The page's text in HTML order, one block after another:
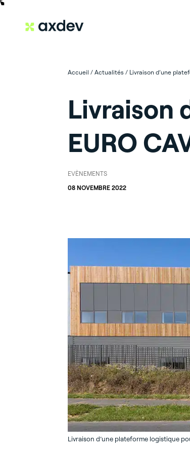
Accueil /Actualités / Livraison d’une
Livraison
EURO
EVÈNEMENTS
08 NOVEMBRE 2022
Livraison d’une plateforme logistique